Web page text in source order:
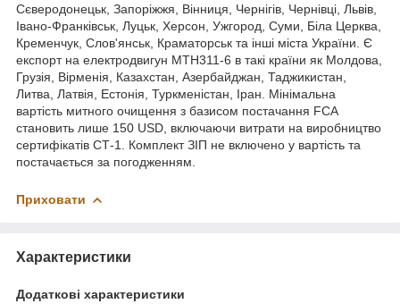
Сєверодонецьк, Запоріжжя, Вінниця, Чернігів, Чернівці, Львів,
Івано-Франківськ, Луцьк, Херсон, Ужгород, Суми, Біла Церква,
Кременчук, Слов'янськ, Краматорськ та інші міста України. Є
експорт на електродвигун МТН311-6 в такі країни як Молдова,
Грузія, Вірменія, Казахстан, Азербайджан, Таджикистан,
Литва, Латвія, Естонія, Туркменістан, Іран. Мінімальна
вартість митного очищення з базисом постачання FCA
становить лише 150 USD, включаючи витрати на виробництво
сертифікатів СТ-1. Комплект ЗІП не включено у вартість та
постачається за погодженням.
Приховати
Характеристики
Додаткові характеристики